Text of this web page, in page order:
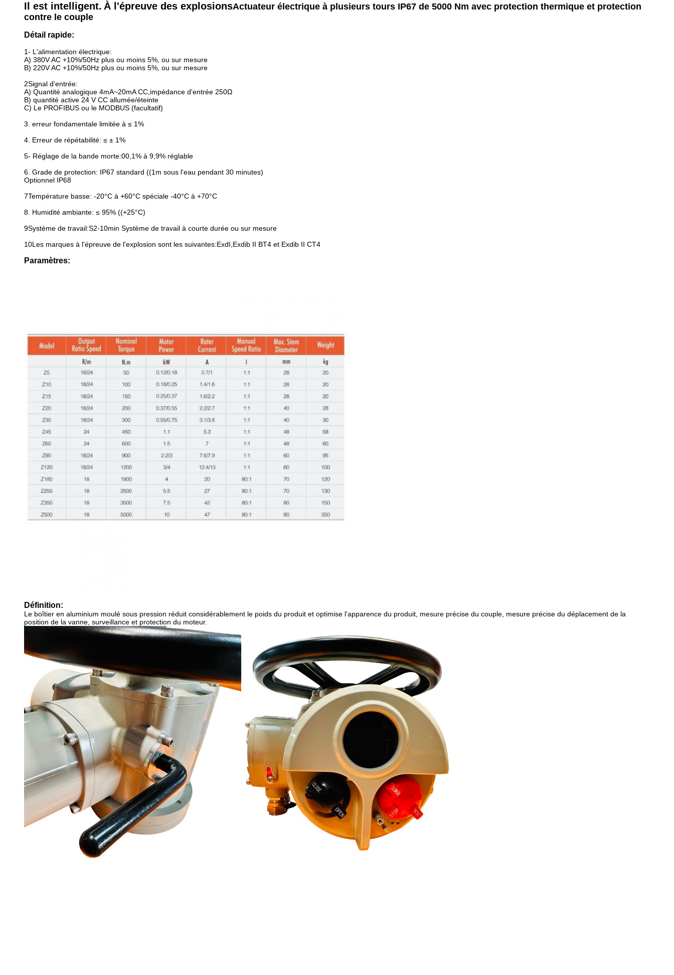
Il est intelligent. À l'épreuve des explosionsActuateur électrique à plusieurs tours IP67 de 5000 Nm avec protection thermique et protection
contre le couple
Détail rapide:
1- L'alimentation électrique:
A) 380V AC +10%/50Hz plus ou moins 5%, ou sur mesure
B) 220V AC +10%/50Hz plus ou moins 5%, ou sur mesure
2Signal d'entrée:
A) Quantité analogique 4mA~20mA CC,impédance d'entrée 250Ω
B) quantité active 24 V CC allumée/éteinte
C) Le PROFIBUS ou le MODBUS (facultatif)
3. erreur fondamentale limitée à ≤ 1%
4. Erreur de répétabilité: ≤ ± 1%
5- Réglage de la bande morte:00,1% à 9,9% réglable
6. Grade de protection: IP67 standard ((1m sous l'eau pendant 30 minutes)
Optionnel IP68
7Température basse: -20°C à +60°C spéciale -40°C à +70°C
8. Humidité ambiante: ≤ 95% ((+25°C)
9Système de travail:S2-10min Système de travail à courte durée ou sur mesure
10Les marques à l'épreuve de l'explosion sont les suivantes:ExdI,Exdib II BT4 et Exdib II CT4
Paramètres:
Définition:
Le boîtier en aluminium moulé sous pression réduit considérablement le poids du produit et optimise l'apparence du produit, mesure précise du couple, mesure précise du déplacement de la
position de la vanne, surveillance et protection du moteur.